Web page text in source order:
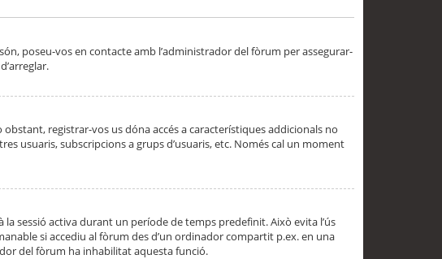
poseu-vos en contacte amb l’administrador del fòrum per assegurar-
registrar-vos us dóna accés a característiques addicionals no
usuaris, subscripcions a grups d’usuaris, etc. Només cal un moment
sessió activa durant un període de temps predefinit. Això evita l’ús
si accediu al fòrum des d’un ordinador compartit p.ex. en una
del fòrum ha inhabilitat aquesta funció.